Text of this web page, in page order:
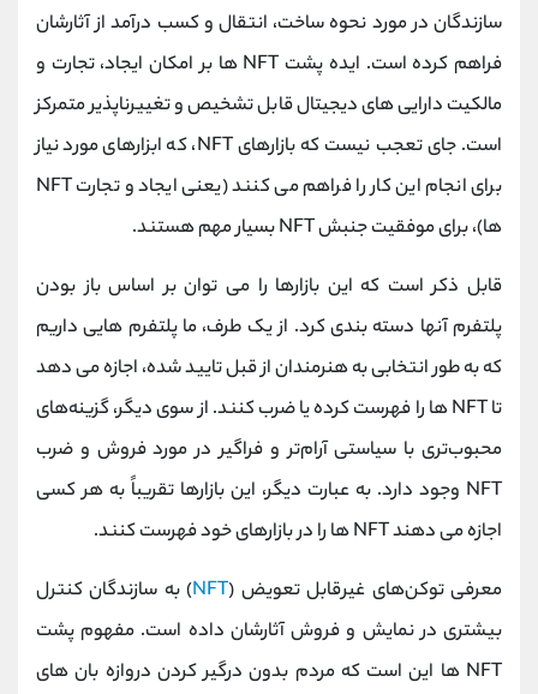
سازندگان در مورد نحوه ساخت، انتقال و کسب درآمد از آثارشان
فراهم کرده است. ایده پشت NFT ها بر امکان ایجاد، تجارت و
مالکیت دارایی های دیجیتال قابل تشخیص و تغییرناپذیر متمرکز
است. جای تعجب نیست که بازارهای NFT، که ابزارهای مورد نیاز
برای انجام این کار را فراهم می کنند (یعنی ایجاد و تجارت NFT
ها)، برای موفقیت جنبش NFT بسیار مهم هستند.
قابل ذکر است که این بازارها را می توان بر اساس باز بودن
پلتفرم آنها دسته بندی کرد. از یک طرف، ما پلتفرم هایی داریم
که به طور انتخابی به هنرمندان از قبل تایید شده، اجازه می دهد
تا NFT ها را فهرست کرده یا ضرب کنند. از سوی دیگر، گزینه‌های
محبوب‌تری با سیاستی آرام‌تر و فراگیر در مورد فروش و ضرب
NFT وجود دارد. به عبارت دیگر، این بازارها تقریباً به هر کسی
اجازه می دهند NFT ها را در بازارهای خود فهرست کنند.
معرفی توکن‌های غیرقابل تعویض (NFT) به سازندگان کنترل
بیشتری در نمایش و فروش آثارشان داده است. مفهوم پشت
NFT ها این است که مردم بدون درگیر کردن دروازه بان های
کانال تلگرام @alirezamehrabi_com